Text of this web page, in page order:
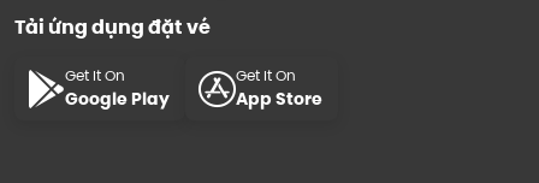
Tải ứng dụng đặt vé
Get It On
Google Play
Get It On
App Store